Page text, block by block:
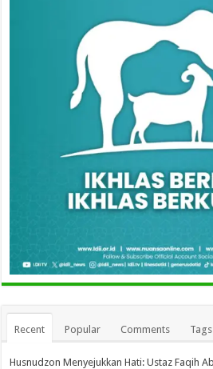
Recent Popular Comments Tags
Husnudzon Menyejukkan Hati: Ustaz Faqih